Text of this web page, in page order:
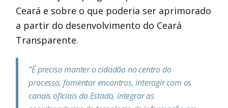
Ceará e sobre o que poderia ser aprimorado
a partir do desenvolvimento do Ceará
Transparente.
“É preciso manter o cidadão no centro do
processo, fomentar encontros, interagir com os
canais oficiais do Estado, integrar as